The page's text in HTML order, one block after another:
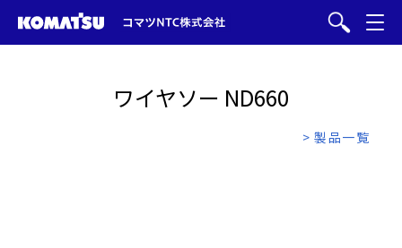
ワイヤソー ND660
> 製品一覧